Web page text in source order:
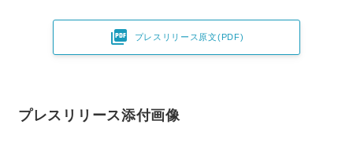
 プレスリリース原文(PDF)
プレスリリース添付画像